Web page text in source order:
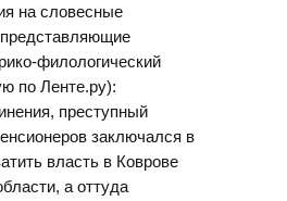
на словесные
филологический
по Ленте.ру):
преступный
заключался в
власть в Коврове
а оттуда